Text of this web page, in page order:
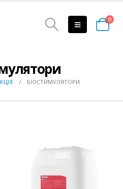
0
БІОСТИМУЛЯТОРИ